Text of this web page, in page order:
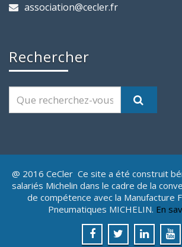
association@cecler.fr
Rechercher
@ 2016 CeCler Ce site a été construit
salariés Michelin dans le cadre de la
de compétence avec la Manufacture
Pneumatiques MICHELIN. En